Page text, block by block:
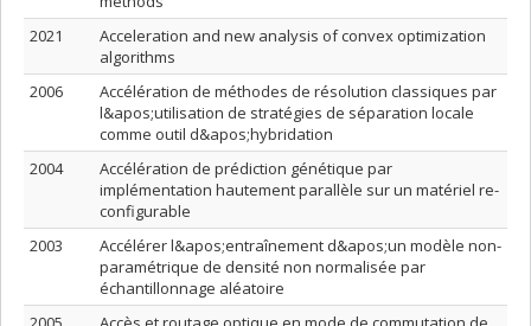
2021
Acceleration and new analysis of convex optimization
algorithms
2006
Accélération de méthodes de résolution classiques par
l&apos;utilisation de stratégies de séparation locale
comme outil d&apos;hybridation
2004
Accélération de prédiction génétique par
implémentation hautement parallèle sur un matériel re-
configurable
2003
Accélérer l&apos;entraînement d&apos;un modèle non-
paramétrique de densité non normalisée par
échantillonnage aléatoire